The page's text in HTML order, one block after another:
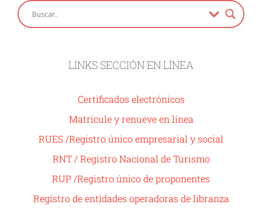
LINKS SECCIÓN EN LÍNEA
Certificados electrónicos
Matricule y renueve en línea
RUES /Registro único empresarial y social
RNT / Registro Nacional de Turismo
RUP /Registro único de proponentes
Registro de entidades operadoras de libranza